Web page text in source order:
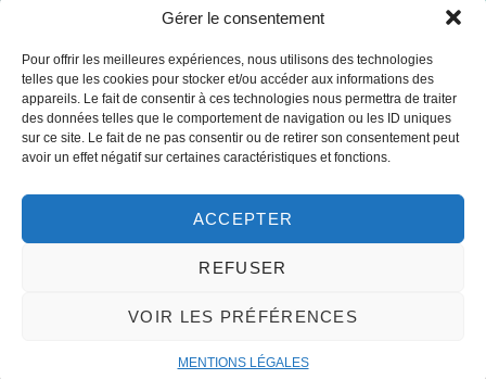
Gérer le consentement
Pour offrir les meilleures expériences, nous utilisons des technologies
telles que les cookies pour stocker et/ou accéder aux informations des
appareils. Le fait de consentir à ces technologies nous permettra de traiter
des données telles que le comportement de navigation ou les ID uniques
sur ce site. Le fait de ne pas consentir ou de retirer son consentement peut
avoir un effet négatif sur certaines caractéristiques et fonctions.
ACCEPTER
REFUSER
VOIR LES PRÉFÉRENCES
MENTIONS LÉGALES
Lundi au Vendredi: 09h-12h / 14h-19h
Samedi: 10h-12h
Liens vers notre club omnisport et le monde du billard
© 2023 – Un site par mwgrafico ​ –Mentions légales